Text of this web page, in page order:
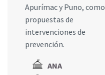
Apurímac y Puno, como
propuestas de
intervenciones de
prevención.
ANA